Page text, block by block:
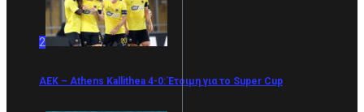
2
ΑΕΚ – Athens Kallithea 4-0: Έτοιμη για το Super Cup